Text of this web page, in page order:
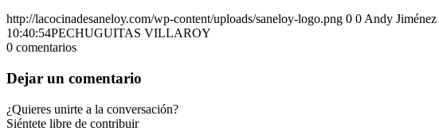
http://lacocinadesaneloy.com/wp-content/uploads/saneloy-logo.png 0 0 Andy Jiménez
10:40:54PECHUGUITAS VILLAROY
0 comentarios
Dejar un comentario
¿Quieres unirte a la conversación?
Siéntete libre de contribuir